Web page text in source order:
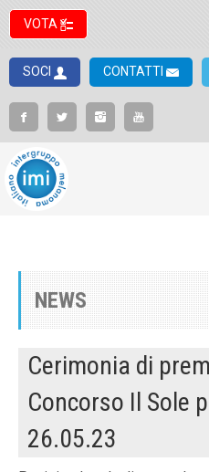
VOTA
SOCI CONTATTI
NEWS
Cerimonia di
Concorso Il Sole
26.05.23